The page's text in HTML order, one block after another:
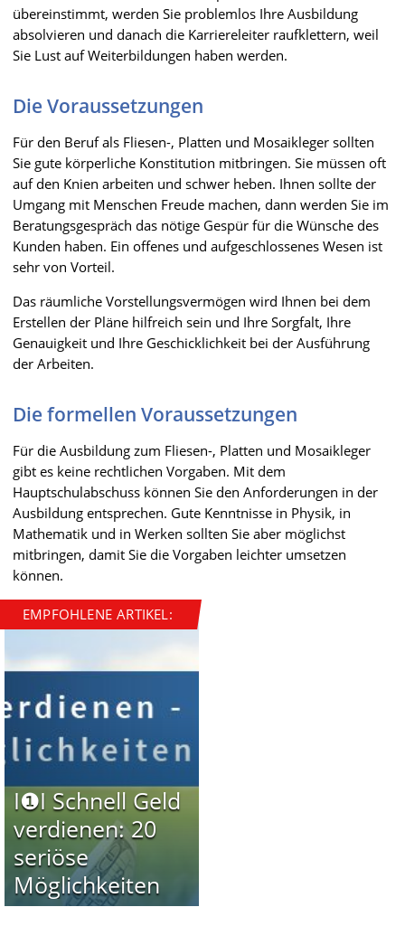
übereinstimmt, werden Sie problemlos Ihre Ausbildung
absolvieren und danach die Karriereleiter raufklettern, weil
Sie Lust auf Weiterbildungen haben werden.
Die Voraussetzungen
Für den Beruf als Fliesen-, Platten und Mosaikleger sollten
Sie gute körperliche Konstitution mitbringen. Sie müssen oft
auf den Knien arbeiten und schwer heben. Ihnen sollte der
Umgang mit Menschen Freude machen, dann werden Sie im
Beratungsgespräch das nötige Gespür für die Wünsche des
Kunden haben. Ein offenes und aufgeschlossenes Wesen ist
sehr von Vorteil.
Das räumliche Vorstellungsvermögen wird Ihnen bei dem
Erstellen der Pläne hilfreich sein und Ihre Sorgfalt, Ihre
Genauigkeit und Ihre Geschicklichkeit bei der Ausführung
der Arbeiten.
Die formellen Voraussetzungen
Für die Ausbildung zum Fliesen-, Platten und Mosaikleger
gibt es keine rechtlichen Vorgaben. Mit dem
Hauptschulabschuss können Sie den Anforderungen in der
Ausbildung entsprechen. Gute Kenntnisse in Physik, in
Mathematik und in Werken sollten Sie aber möglichst
mitbringen, damit Sie die Vorgaben leichter umsetzen
können.
EMPFOHLENE ARTIKEL:
I❶I Schnell Geld
verdienen: 20
seriöse
Möglichkeiten